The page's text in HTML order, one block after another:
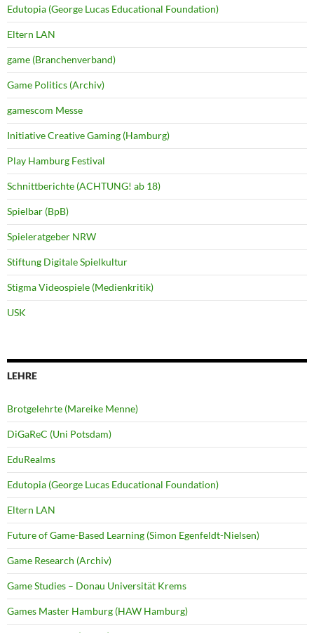
Edutopia (George Lucas Educational Foundation)
Eltern LAN
game (Branchenverband)
Game Politics (Archiv)
gamescom Messe
Initiative Creative Gaming (Hamburg)
Play Hamburg Festival
Schnittberichte (ACHTUNG! ab 18)
Spielbar (BpB)
Spieleratgeber NRW
Stiftung Digitale Spielkultur
Stigma Videospiele (Medienkritik)
USK
LEHRE
Brotgelehrte (Mareike Menne)
DiGaReC (Uni Potsdam)
EduRealms
Edutopia (George Lucas Educational Foundation)
Eltern LAN
Future of Game-Based Learning (Simon Egenfeldt-Nielsen)
Game Research (Archiv)
Game Studies – Donau Universität Krems
Games Master Hamburg (HAW Hamburg)